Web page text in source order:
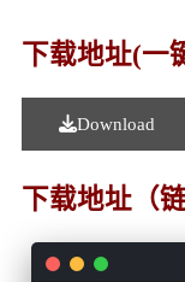
下载地址(一
Download
下载地址（